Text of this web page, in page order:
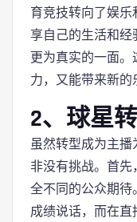
育竞技转向了娱
享自己的生活和经
更为真实的一面
力，又能带来新的
2、球星
虽然转型成为主
非没有挑战。首
全不同的公众期待
成绩说话，而在